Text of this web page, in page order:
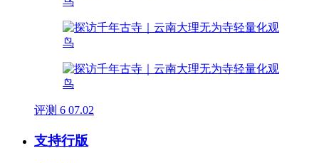
评测 6 07.02
支持行版